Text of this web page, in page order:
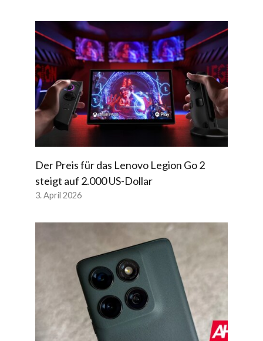
Der Preis für das Lenovo Legion Go 2
steigt auf 2.000 US-Dollar
3. April 2026